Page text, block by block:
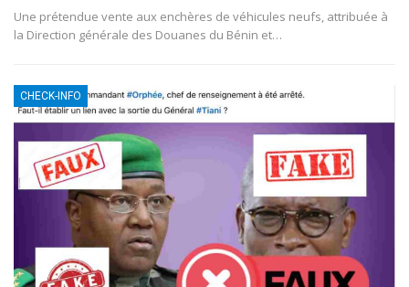
Une prétendue vente aux enchères de véhicules neufs, attribuée à
la Direction générale des Douanes du Bénin et…
CHECK-INFO